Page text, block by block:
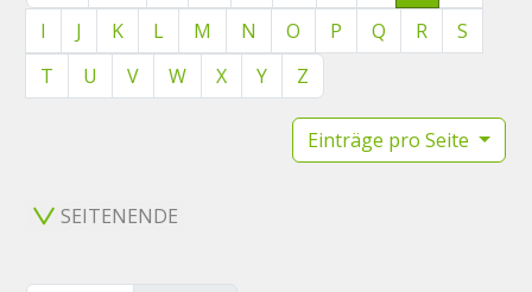
I
J K L M N O P Q R
S
T
U V W X Y Z
Einträge pro Seite
SEITENENDE